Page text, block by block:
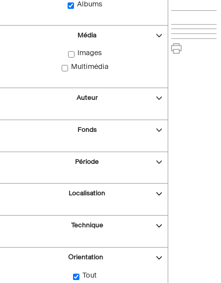
Albums
Média
Images
Multimédia
Auteur
Fonds
Période
Localisation
Technique
Orientation
Tout